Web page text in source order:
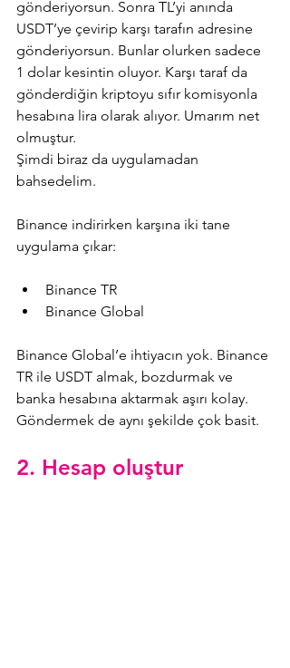
gönderiyorsun. Sonra TL’yi anında
USDT’ye çevirip karşı tarafın adresine
gönderiyorsun. Bunlar olurken sadece
1 dolar kesintin oluyor. Karşı taraf da
gönderdiğin kriptoyu sıfır komisyonla
hesabına lira olarak alıyor. Umarım net
olmuştur.
Şimdi biraz da uygulamadan
bahsedelim.
Binance indirirken karşına iki tane
uygulama çıkar:
Binance TR
Binance Global
Binance Global’e ihtiyacın yok. Binance
TR ile USDT almak, bozdurmak ve
banka hesabına aktarmak aşırı kolay.
Göndermek de aynı şekilde çok basit.
2. Hesap oluştur